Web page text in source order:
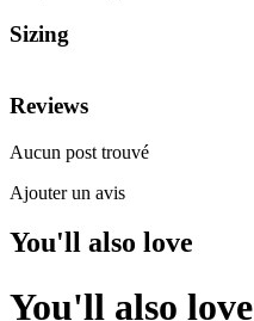
Sizing
Reviews
Aucun post trouvé
Ajouter un avis
You'll also love
You'll also love